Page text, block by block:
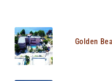
Golden